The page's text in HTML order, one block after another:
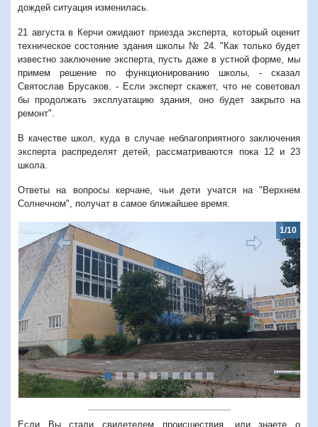
дождей ситуация изменилась.
21 августа в Керчи ожидают приезда эксперта, который оценит
техническое состояние здания школы № 24. "Как только будет
известно заключение эксперта, пусть даже в устной форме, мы
примем решение по функционированию школы, - сказал
Святослав Брусаков. - Если эксперт скажет, что не советовал
бы продолжать эксплуатацию здания, оно будет закрыто на
ремонт".
В качестве школ, куда в случае неблагоприятного заключения
эксперта распределят детей, рассматриваются пока 12 и 23
школа.
Ответы на вопросы керчане, чьи дети учатся на "Верхнем
Солнечном", получат в самое ближайшее время.
1/10
Предыдущий
Если Вы стали свидетелем происшествия, или знаете о